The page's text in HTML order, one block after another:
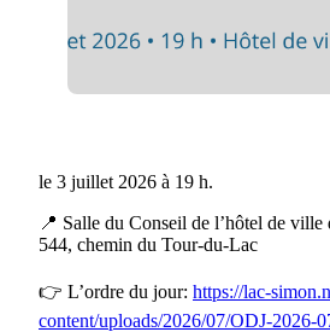
le 3 juillet 2026 à 19 h.
📍 Salle du Conseil de l’hôtel de ville
544, chemin du Tour-du-Lac
👉 L’ordre du jour: https://lac-
content/uploads/2026/07/ODJ-2026-